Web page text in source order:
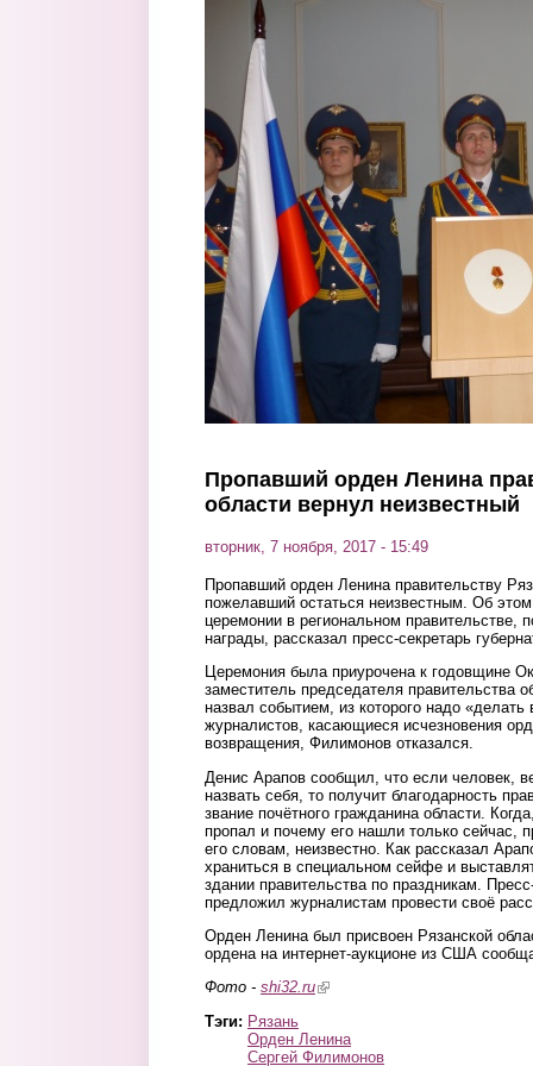
Пропавший орден Ленина
области вернул неизвестный
вторник, 7 ноября, 2017 - 15:49
Пропавший орден Ленина правительству
пожелавший остаться неизвестным. Об
церемонии в региональном правительстве,
награды, рассказал пресс-секретарь
Церемония была приурочена к годовщине
заместитель председателя правительства
назвал событием, из которого надо
журналистов, касающиеся исчезновения
возвращения, Филимонов отказался.
Денис Арапов сообщил, что если человек,
назвать себя, то получит благодарность
звание почётного гражданина области.
пропал и почему его нашли только сейчас,
его словам, неизвестно. Как рассказал
храниться в специальном сейфе и
здании правительства по праздникам.
предложил журналистам провести своё
Орден Ленина был присвоен Рязанской
ордена на интернет-аукционе из США
Фото - shi32.ru(link is external)
Тэги: Рязань
Орден Ленина
Сергей Филимонов